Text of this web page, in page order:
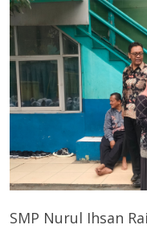
SMP Nurul Ihsan